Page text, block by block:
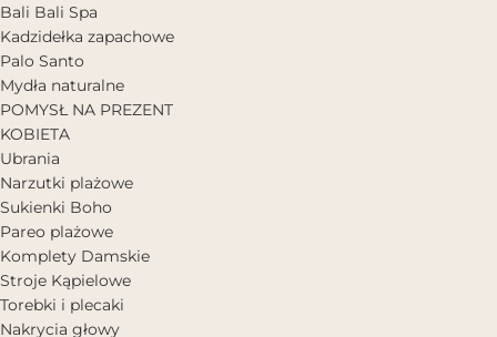
Bali Bali Spa
Kadzidełka zapachowe
Palo Santo
Mydła naturalne
POMYSŁ NA PREZENT
KOBIETA
Ubrania
Narzutki plażowe
Sukienki Boho
Pareo plażowe
Komplety Damskie
Stroje Kąpielowe
Torebki i plecaki
Nakrycia głowy